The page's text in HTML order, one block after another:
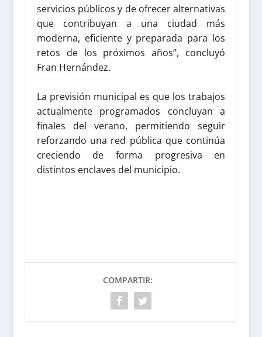
servicios públicos y de ofrecer alternativas
que contribuyan a una ciudad más
moderna, eficiente y preparada para los
retos de los próximos años”, concluyó
Fran Hernández.
La previsión municipal es que los trabajos
actualmente programados concluyan a
finales del verano, permitiendo seguir
reforzando una red pública que continúa
creciendo de forma progresiva en
distintos enclaves del municipio.
COMPARTIR: